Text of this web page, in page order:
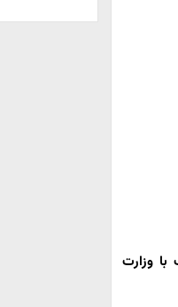
وزارت